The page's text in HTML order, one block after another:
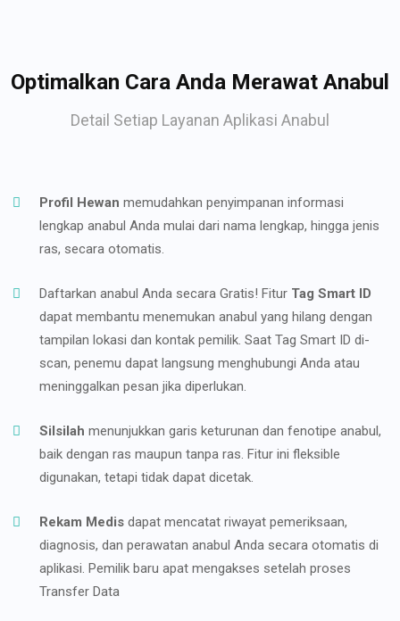
Optimalkan Cara Anda Merawat Anabul
Detail Setiap Layanan Aplikasi Anabul
Profil Hewan memudahkan penyimpanan informasi
lengkap anabul Anda mulai dari nama lengkap, hingga jenis
ras, secara otomatis.
Daftarkan anabul Anda secara Gratis! Fitur Tag Smart ID
dapat membantu menemukan anabul yang hilang dengan
tampilan lokasi dan kontak pemilik. Saat Tag Smart ID di-
scan, penemu dapat langsung menghubungi Anda atau
meninggalkan pesan jika diperlukan.
Silsilah menunjukkan garis keturunan dan fenotipe anabul,
baik dengan ras maupun tanpa ras. Fitur ini fleksible
digunakan, tetapi tidak dapat dicetak.
Rekam Medis dapat mencatat riwayat pemeriksaan,
diagnosis, dan perawatan anabul Anda secara otomatis di
aplikasi. Pemilik baru apat mengakses setelah proses
Transfer Data